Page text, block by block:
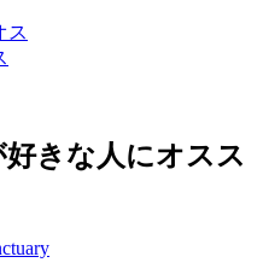
きな人にオスス